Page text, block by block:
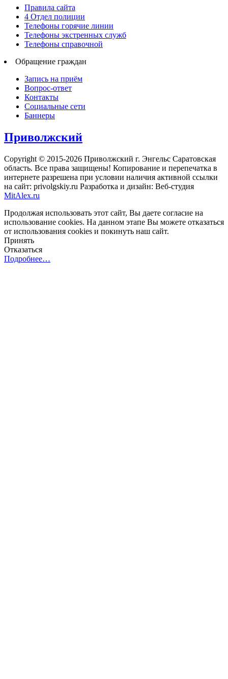
Правила сайта
4 Отдел полиции
Телефоны горячие линии
Телефоны экстренных служб
Телефоны справочной
Обращение граждан
Запись на приём
Вопрос-ответ
Контакты
Социальные сети
Баннеры
Приволжский
Copyright © 2015-2026 Приволжский г. Энгельс Саратовская
область. Все права защищены! Копирование и перепечатка в
интернете разрешена при условии наличия активной ссылки
на сайт: privolgskiy.ru Разработка и дизайн: Веб-студия
MitAlex.ru
Продолжая использовать этот сайт, Вы даете согласие на
использование cookies. На данном этапе Вы можете отказаться
от использования cookies и покинуть наш сайт.
Принять
Отказаться
Подробнее…